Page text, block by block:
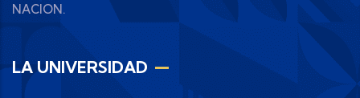
NACION.
LA UNIVERSIDAD